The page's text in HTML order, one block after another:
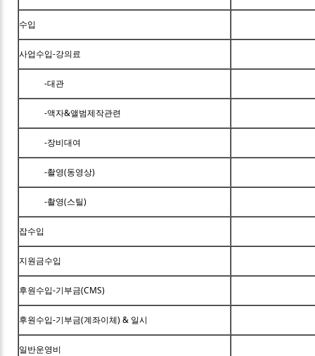
수입
사업수입-강의료
-대관
-액자&앨범제작관련
-장비대여
-촬영(동영상)
-촬영(스틸)
잡수입
지원금수입
후원수입-기부금(CMS)
후원수입-기부금(계좌이체) & 일시
일반운영비